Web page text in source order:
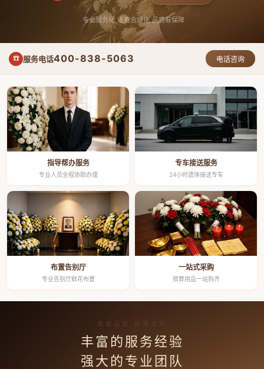
专业服务化 收费合理化 品质有保障
☎ 服务电话400-838-5063 电话咨询
指导帮办服务
专业人员全程协助办理
专车接送服务
24小时遗体接送专车
布置告别厅
专业告别厅鲜花布置
一站式采购
殡葬用品一站购齐
高端品质 按需定制
丰富的服务经验
强大的专业团队